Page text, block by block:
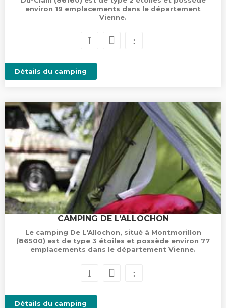
environ 19 emplacements dans le département
Vienne.
Détails du camping
CAMPING DE L’ALLOCHON
Le camping De L'Allochon, situé à Montmorillon
(86500) est de type 3 étoiles et possède environ 77
emplacements dans le département Vienne.
Détails du camping